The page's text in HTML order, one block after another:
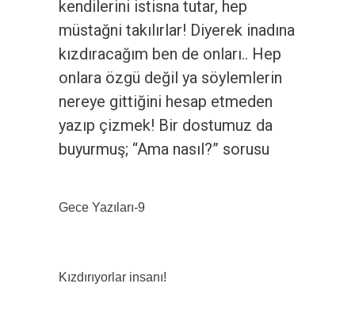
kendilerini istisna tutar, hep
müstağni takılırlar! Diyerek inadına
kızdıracağım ben de onları.. Hep
onlara özgü değil ya söylemlerin
nereye gittiğini hesap etmeden
yazıp çizmek! Bir dostumuz da
buyurmuş; “Ama nasıl?” sorusu
Gece Yazıları-9
Kızdırıyorlar insanı!